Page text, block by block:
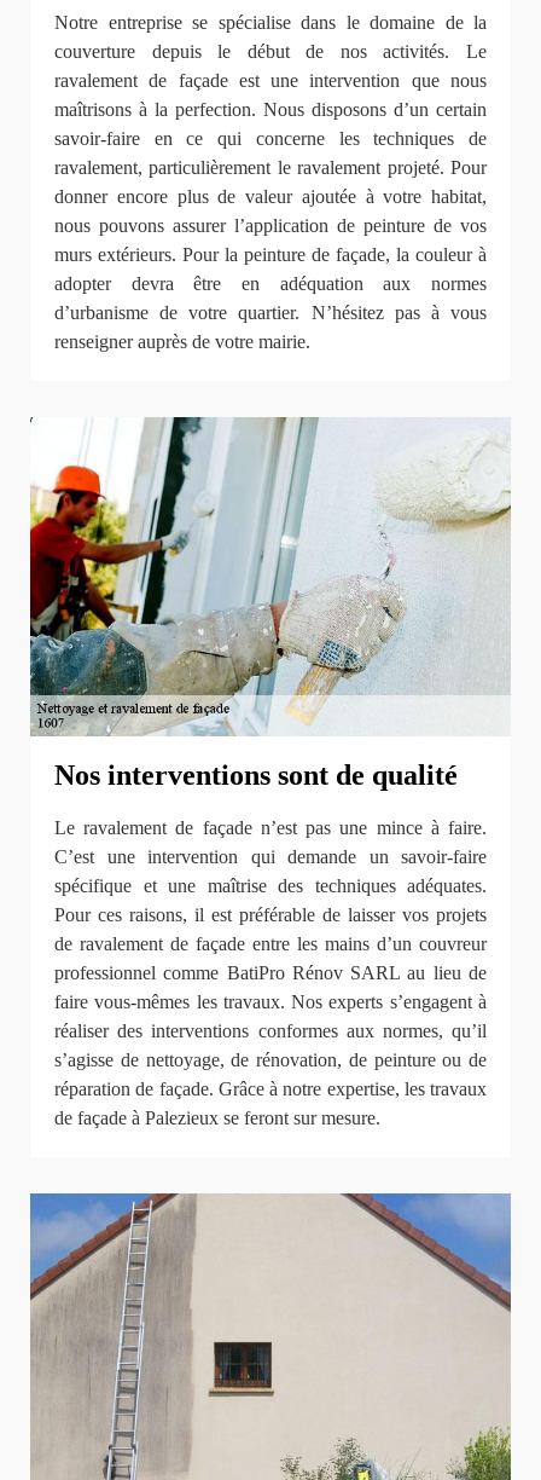
Notre entreprise se spécialise dans le domaine de la
couverture depuis le début de nos activités. Le
ravalement de façade est une intervention que nous
maîtrisons à la perfection. Nous disposons d’un certain
savoir-faire en ce qui concerne les techniques de
ravalement, particulièrement le ravalement projeté. Pour
donner encore plus de valeur ajoutée à votre habitat,
nous pouvons assurer l’application de peinture de vos
murs extérieurs. Pour la peinture de façade, la couleur à
adopter devra être en adéquation aux normes
d’urbanisme de votre quartier. N’hésitez pas à vous
renseigner auprès de votre mairie.
Nos interventions sont de qualité
Le ravalement de façade n’est pas une mince à faire.
C’est une intervention qui demande un savoir-faire
spécifique et une maîtrise des techniques adéquates.
Pour ces raisons, il est préférable de laisser vos projets
de ravalement de façade entre les mains d’un couvreur
professionnel comme BatiPro Rénov SARL au lieu de
faire vous-mêmes les travaux. Nos experts s’engagent à
réaliser des interventions conformes aux normes, qu’il
s’agisse de nettoyage, de rénovation, de peinture ou de
réparation de façade. Grâce à notre expertise, les travaux
de façade à Palezieux se feront sur mesure.